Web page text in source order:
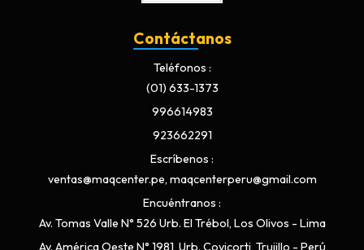
Contáctanos
Teléfonos
(01) 633-1373
996614983
923662291
Escríbenos
ventas@maqcenter.pe, maqcenterperu@gmail.com
Encuéntranos
Av. Tomas Valle N° 526 Urb. El Trébol, Los Olivos - Lima